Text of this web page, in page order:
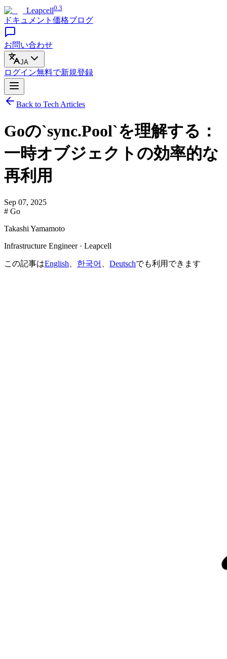
Leapcell0.3
ドキュメント 価格ブログ
お問い合わせ
JA
ログイン無料で新規登録
Back to Tech Articles
Goの`sync.Pool`を理解する：
一時オブジェクトの効率的な
再利用
Sep 07, 2025
# Go
Takashi Yamamoto
Infrastructure Engineer · Leapcell
この記事はEnglish 한국어 Deutschでも利用できます